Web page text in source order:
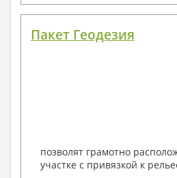
Пакет Геодезия
позволят грамотно
участке с привязкой к